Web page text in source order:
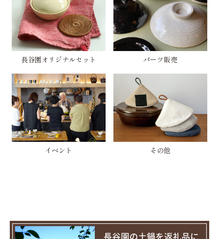
長谷園オリジナルセット パーツ販売
イベント その他